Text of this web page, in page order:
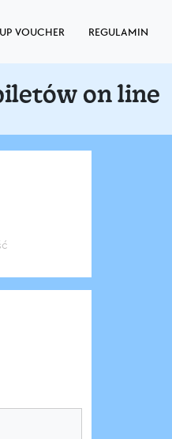
VOUCHER REGULAMIN
on line